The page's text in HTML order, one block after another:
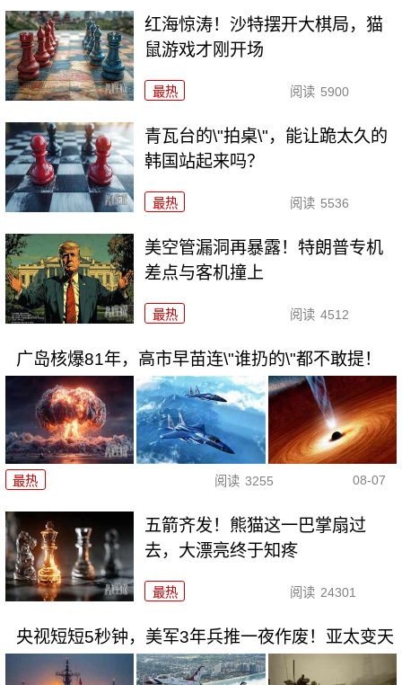
红海惊涛！沙特摆开大棋局，猫
鼠游戏才刚开场
最热 阅读 5900
青瓦台的\"拍桌\"，能让跪太久的
韩国站起来吗？
最热 阅读 5536
美空管漏洞再暴露！特朗普专机
差点与客机撞上
最热 阅读 4512
广岛核爆81年，高市早苗连\"谁扔的\"都不敢提！
最热 阅读 3255 08-07
五箭齐发！熊猫这一巴掌扇过
去，大漂亮终于知疼
最热 阅读 24301
央视短短5秒钟，美军3年兵推一夜作废！亚太变天